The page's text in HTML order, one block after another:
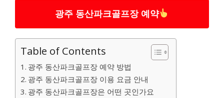
광주 동산파크골프장 예약
Table of Contents
광주 동산파크골프장 예약 방법
광주 동산파크골프장 이용 요금 안내
광주 동산파크골프장은 어떤 곳인가요